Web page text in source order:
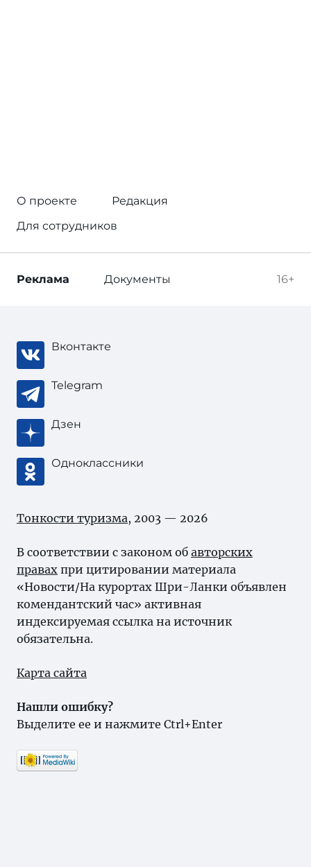
О проекте
Редакция
Для сотрудников
16+
Реклама Документы
Вконтакте
Telegram
Дзен
Одноклассники
Тонкости туризма, 2003 — 2026
В соответствии с законом об авторских
правах при цитировании материала
«Новости/На курортах Шри-Ланки объявлен
комендантский час» активная
индексируемая ссылка на источник
обязательна.
Карта сайта
Нашли ошибку?
Выделите ее и нажмите Ctrl+Enter